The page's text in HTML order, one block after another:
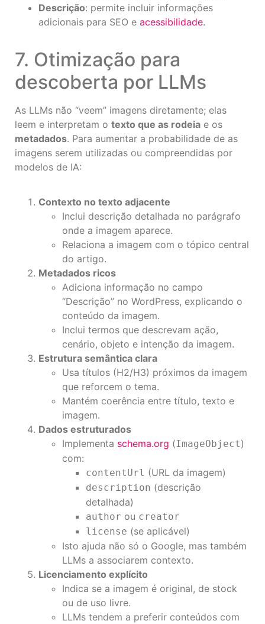
Descrição: permite incluir informações
adicionais para SEO e acessibilidade.
7. Otimização para
descoberta por LLMs
As LLMs não “veem” imagens diretamente; elas
leem e interpretam o texto que as rodeia e os
metadados. Para aumentar a probabilidade de as
imagens serem utilizadas ou compreendidas por
modelos de IA:
Contexto no texto adjacente
Inclui descrição detalhada no parágrafo
onde a imagem aparece.
Relaciona a imagem com o tópico central
do artigo.
Metadados ricos
Adiciona informação no campo
“Descrição” no WordPress, explicando o
conteúdo da imagem.
Inclui termos que descrevam ação,
cenário, objeto e intenção da imagem.
Estrutura semântica clara
Usa títulos (H2/H3) próximos da imagem
que reforcem o tema.
Mantém coerência entre título, texto e
imagem.
Dados estruturados
Implementa schema.org (ImageObject)
com:
contentUrl (URL da imagem)
description (descrição
detalhada)
author ou creator
license (se aplicável)
Isto ajuda não só o Google, mas também
LLMs a associarem contexto.
Licenciamento explícito
Indica se a imagem é original, de stock
ou de uso livre.
LLMs tendem a preferir conteúdos com